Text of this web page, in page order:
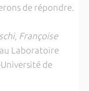
de répondre.
, Françoise
Laboratoire
de